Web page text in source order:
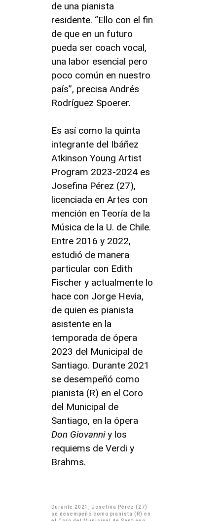
de una pianista
residente. “Ello con el fin
de que en un futuro
pueda ser coach vocal,
una labor esencial pero
poco común en nuestro
país”, precisa Andrés
Rodríguez Spoerer.
Es así como la quinta
integrante del Ibáñez
Atkinson Young Artist
Program 2023-2024 es
Josefina Pérez (27),
licenciada en Artes con
mención en Teoría de la
Música de la U. de Chile.
Entre 2016 y 2022,
estudió de manera
particular con Edith
Fischer y actualmente lo
hace con Jorge Hevia,
de quien es pianista
asistente en la
temporada de ópera
2023 del Municipal de
Santiago. Durante 2021
se desempeñó como
pianista (R) en el Coro
del Municipal de
Santiago, en la ópera
Don Giovanniy los
requiems de Verdi y
Brahms.
Durante 2021, Josefina Pérez (27)
se desempeñó como pianista (R) en